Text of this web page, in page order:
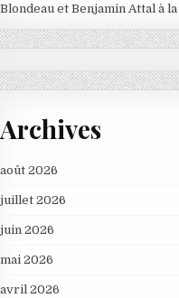
Blondeau et Benjamin Attal à
Archives
août 2026
juillet 2026
juin 2026
mai 2026
avril 2026